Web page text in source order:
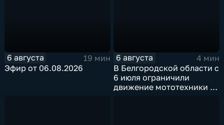
6 августа
19 мин
Эфир от 06.08.2026
6 августа
4 мин
В Белгородской области с
6 июля ограничили
движение мототехники в